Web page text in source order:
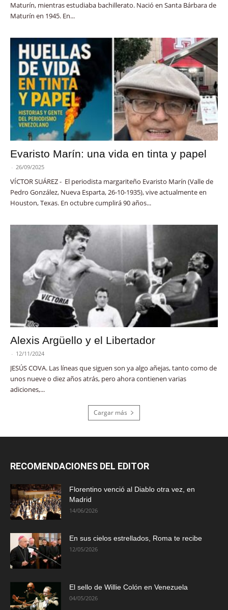
Maturín, mientras estudiaba bachillerato. Nació en Santa Bárbara de
Maturín en 1945. En...
Evaristo Marín: una vida en tinta y papel
- 26/09/2025
VÍCTOR SUÁREZ - El periodista margariteño Evaristo Marín (Valle de
Pedro González, Nueva Esparta, 26-10-1935), vive actualmente en
Houston, Texas. En octubre cumplirá 90 años...
Alexis Argüello y el Libertador
- 12/11/2024
JESÚS COVA. Las líneas que siguen son ya algo añejas, tanto como de
unos nueve o diez años atrás, pero ahora contienen varias
adiciones,...
Cargar más
RECOMENDACIONES DEL EDITOR
Florentino venció al Diablo otra vez, en
Madrid
14/06/2026
En sus cielos estrellados, Roma te recibe
12/05/2026
El sello de Willie Colón en Venezuela
04/05/2026